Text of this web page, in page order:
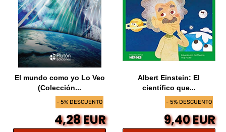
- 5% DESCUENTO
El mundo como yo Lo Veo
(Colección...
4,28 EUR
- 5% DESCUENTO
Albert Einstein: El
científico que...
9,40 EUR